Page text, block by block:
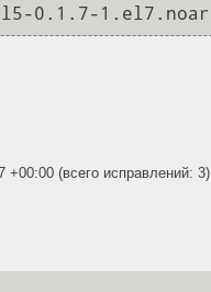
+00:00 (всего исправлений: 3)